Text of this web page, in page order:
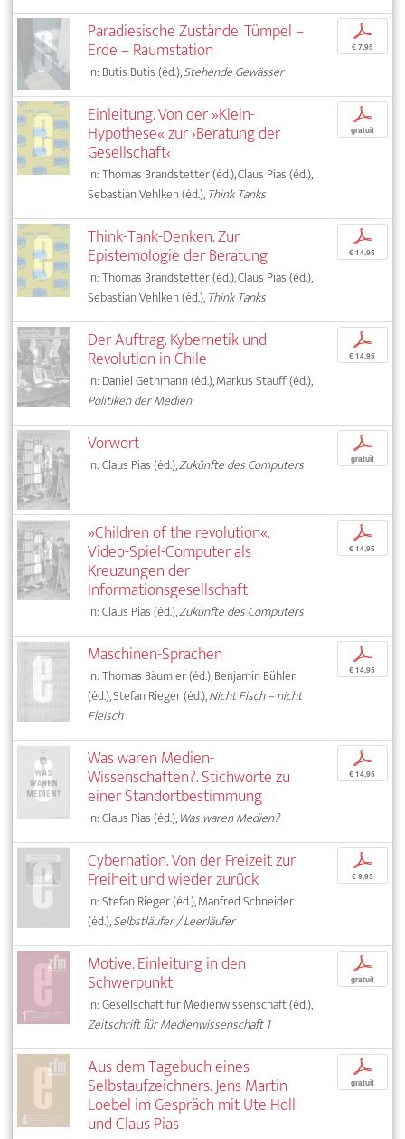
Paradiesische Zustände. Tümpel –
Erde – Raumstation
In: Butis Butis (éd.),Stehende Gewässer
p
€ 7,95
Einleitung. Von der »Klein-
Hypothese« zur ›Beratung der
Gesellschaft‹
In: Thomas Brandstetter (éd.), Claus Pias (éd.),
Sebastian Vehlken (éd.),Think Tanks
p
gratuit
Think-Tank-Denken. Zur
Epistemologie der Beratung
In: Thomas Brandstetter (éd.), Claus Pias (éd.),
Sebastian Vehlken (éd.),Think Tanks
p
€ 14,95
Der Auftrag. Kybernetik und
Revolution in Chile
In: Daniel Gethmann (éd.), Markus Stauff (éd.),
Politiken der Medien
p
€ 14,95
Vorwort
In: Claus Pias (éd.),Zukünfte des Computers
p
gratuit
»Children of the revolution«.
Video-Spiel-Computer als
Kreuzungen der
Informationsgesellschaft
In: Claus Pias (éd.),Zukünfte des Computers
p
€ 14,95
Maschinen-Sprachen
In: Thomas Bäumler (éd.), Benjamin Bühler
(éd.), Stefan Rieger (éd.),Nicht Fisch – nicht
Fleisch
p
€ 14,95
Was waren Medien-
Wissenschaften?. Stichworte zu
einer Standortbestimmung
In: Claus Pias (éd.),Was waren Medien?
p
€ 14,95
Cybernation. Von der Freizeit zur
Freiheit und wieder zurück
In: Stefan Rieger (éd.), Manfred Schneider
(éd.),Selbstläufer / Leerläufer
p
€ 9,95
Motive. Einleitung in den
Schwerpunkt
In: Gesellschaft für Medienwissenschaft (éd.),
Zeitschrift für Medienwissenschaft 1
p
gratuit
Aus dem Tagebuch eines
Selbstaufzeichners. Jens Martin
Loebel im Gespräch mit Ute Holl
und Claus Pias
p
gratuit